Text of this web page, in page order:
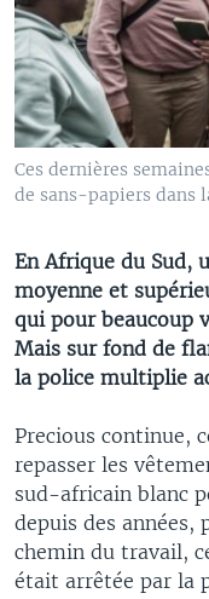
Ces dernières
de sans-papiers dans
En Afrique du Sud,
moyenne et
qui pour beaucoup
Mais sur fond de
la police multiplie
Precious continue,
repasser les
sud-africain blanc
depuis des années,
chemin du travail,
était arrêtée par la